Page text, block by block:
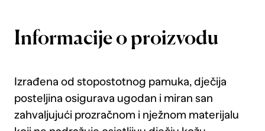
Informacije o proizvodu
Izrađena od stopostotnog pamuka, dječija
posteljina osigurava ugodan i miran san
zahvaljujući prozračnom i nježnom materijalu